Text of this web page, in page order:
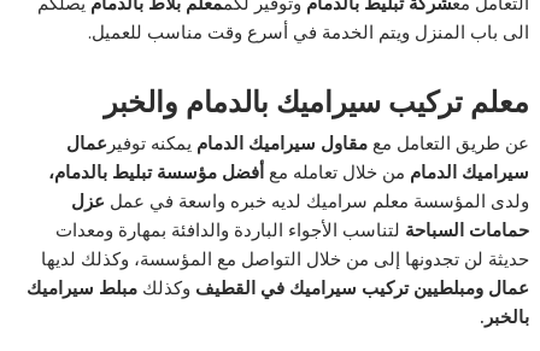
الى باب المنزل ويتم الخدمة في أسرع وقت مناسب للعميل.
معلم تركيب سيراميك بالدمام والخبر
عن طريق التعامل مع مقاول سيراميك الدمام يمكنه توفير عمال
سيراميك الدمام من خلال تعامله مع أفضل مؤسسة تبليط بالدمام،
ولدى المؤسسة معلم سراميك لديه خبره واسعة في عمل عزل
حمامات السباحة لتناسب الأجواء الباردة والدافئة بمهارة ومعدات
حديثة لن تجدونها إلى من خلال التواصل مع المؤسسة، وكذلك لديها
عمال ومبلطيين تركيب سيراميك في القطيف وكذلك مبلط سيراميك
بالخبر.